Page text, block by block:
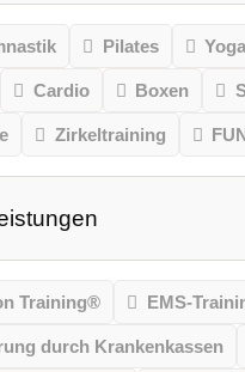
Pilates Yoga
Cardio Boxen
Zirkeltraining
Training® EMS-
durch Krankenkassen